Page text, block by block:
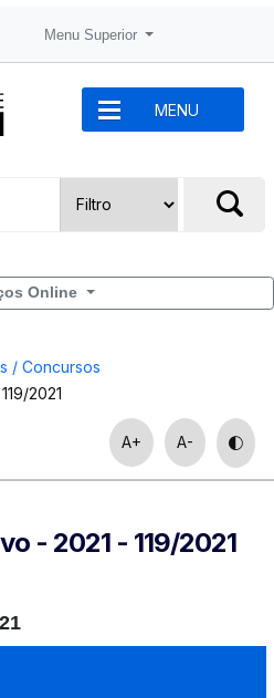
Menu Superior
MENU
Online
/ Concursos
2021
A+ A-
- 2021 - 119/2021